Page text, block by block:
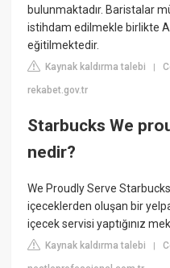
bulunmaktadır. Baristalar
istihdam edilmekle birlikte
eğitilmektedir.
Kaynak kaldırma talebi |
rekabet.gov.tr
Starbucks We
nedir?
We Proudly Serve
içeceklerden oluşan bir
içecek servisi yaptığınız
Kaynak kaldırma talebi |